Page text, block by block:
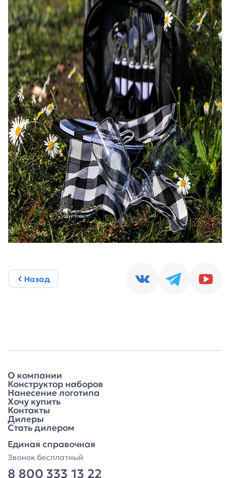
Назад
О компании
Конструктор наборов
Нанесение логотипа
Хочу купить
Контакты
Дилеры
Стать дилером
Единая справочная
Звонок бесплатный
8 800 333 13 22